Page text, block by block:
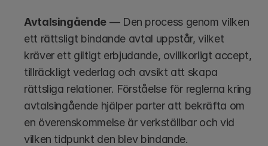
Avtalsingående — Den process genom vilken
ett rättsligt bindande avtal uppstår, vilket
kräver ett giltigt erbjudande, ovillkorligt accept,
tillräckligt vederlag och avsikt att skapa
rättsliga relationer. Förståelse för reglerna kring
avtalsingående hjälper parter att bekräfta om
en överenskommelse är verkställbar och vid
vilken tidpunkt den blev bindande.